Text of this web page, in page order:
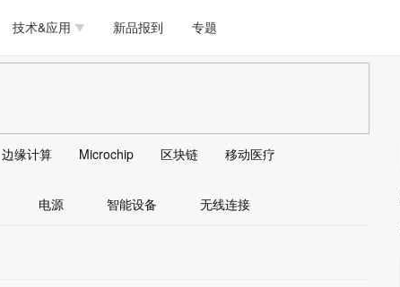
安防监控
模拟技术/信号链
技术&应用
安全 可穿戴
AI/人工智能
新品报到 专题
医疗电子
模拟技术/信号链
无线连接 LED
DLP AI/人工智能 传感器技术
VR/图像/3D 电源技术/信号链 接口
边缘计算 Microchip 区块链 移动医疗
电源 智能设备 无线连接